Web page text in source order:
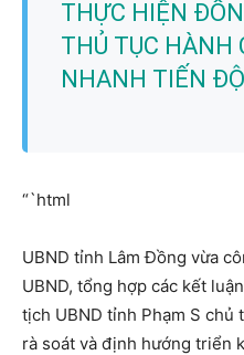
THỰC HIỆN
THỦ TỤC
NHANH TIẾN
“`html
UBND tỉnh Lâm Đồng vừa
UBND, tổng hợp các kết
tịch UBND tỉnh Phạm S chủ
rà soát và định hướng triển